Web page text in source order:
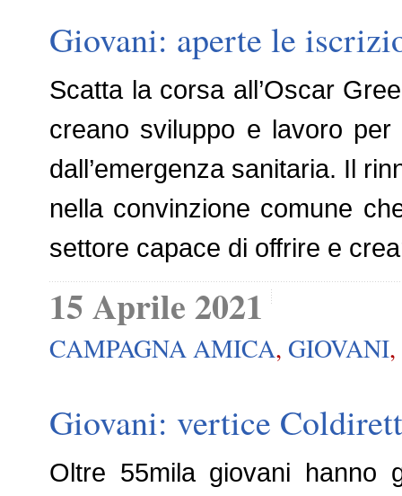
Giovani: aperte le
Scatta la corsa all’Oscar
creano sviluppo e lavoro per
dall’emergenza sanitaria. Il
nella convinzione comune
settore capace di offrire e
15 Aprile 2021
CAMPAGNA AMICA, GIOVANI,
Giovani: vertice
Oltre 55mila giovani hanno